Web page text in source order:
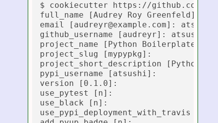
$ cookiecutter https://github.com/
full_name [Audrey Roy Greenfeld]:
email [audreyr@example.com]:
github_username [audreyr]: atsushi
project_name [Python Boilerplate]:
project_slug [mypypkg]:
project_short_description [Python
pypi_username [atsushi]:
version [0.1.0]:
use_pytest [n]:
use_black [n]:
use_pypi_deployment_with_travis